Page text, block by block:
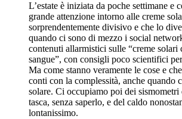
L’estate è iniziata da poche settimane e
grande attenzione intorno alle creme
sorprendentemente divisivo e che lo
quando ci sono di mezzo i social
contenuti allarmistici sulle “creme solari
sangue”, con consigli poco scientifici
Ma come stanno veramente le cose e
conti con la complessità, anche quando
solare. Ci occupiamo poi dei
tasca, senza saperlo, e del caldo
lontanissimo.